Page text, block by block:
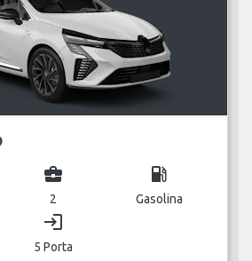
business_center
2
local_gas_station
Gasolina
login
5 Porta